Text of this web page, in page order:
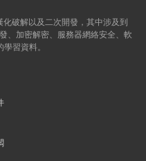
破解以及二次開發，其中涉及到
、加密解密、服務器網絡安全、軟
習資料。